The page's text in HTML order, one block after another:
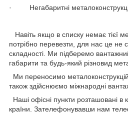
· Негабаритні
Навіть якщо в списку немає тієї
потрібно перевезти, для нас це не
складності. Ми підберемо
габарити та будь-який різновид
Ми переносимо металоконструкцій
також здійснюємо міжнародні
Наші офісні пункти розташовані в
країни. Зателефонувавши нам